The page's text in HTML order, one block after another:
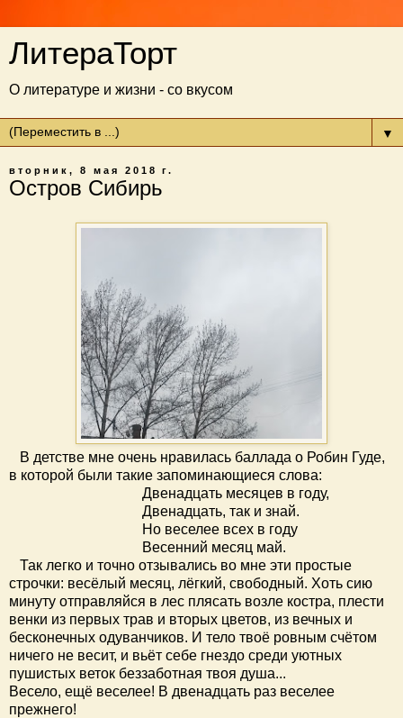
ЛитераТорт
О литературе и жизни - со вкусом
▼
вторник, 8 мая 2018 г.
Остров Сибирь
В детстве мне очень нравилась баллада о Робин Гуде,
в которой были такие запоминающиеся слова:
Двенадцать месяцев в году,
Двенадцать, так и знай.
Но веселее всех в году
Весенний месяц май.
Так легко и точно отзывались во мне эти простые
строчки: весёлый месяц, лёгкий, свободный. Хоть сию
минуту отправляйся в лес плясать возле костра, плести
венки из первых трав и вторых цветов, из вечных и
бесконечных одуванчиков. И тело твоё ровным счётом
ничего не весит, и вьёт себе гнездо среди уютных
пушистых веток беззаботная твоя душа...
Весело, ещё веселее! В двенадцать раз веселее
прежнего!